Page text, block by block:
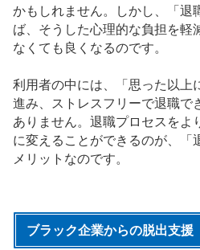
かもしれません。しかし、「退
ば、そうした心理的な負担を軽
なくても良くなるのです。
利用者の中には、「思った以上
進み、ストレスフリーで退職で
ありません。退職プロセスをよ
に変えることができるのが、「
メリットなのです。
ブラック企業からの脱出支援